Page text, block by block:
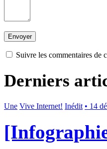
Suivre les commentaires de
Derniers
Une Vive Internet! Inédit • 14